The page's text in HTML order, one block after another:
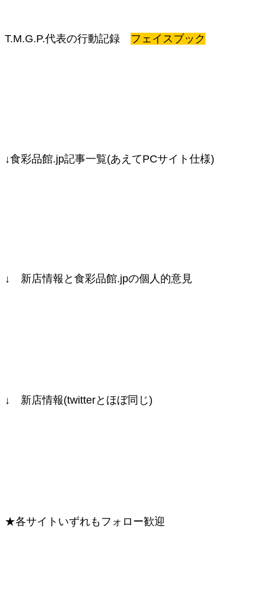
T.M.G.P.代表の行動記録 フェイスブック
↓食彩品館.jp記事一覧(あえてPCサイト仕様)
↓ 新店情報と食彩品館.jpの個人的意見
↓ 新店情報(twitterとほぼ同じ)
★各サイトいずれもフォロー歓迎